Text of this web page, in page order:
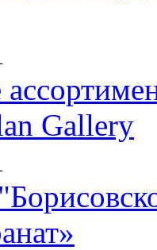
Gallery